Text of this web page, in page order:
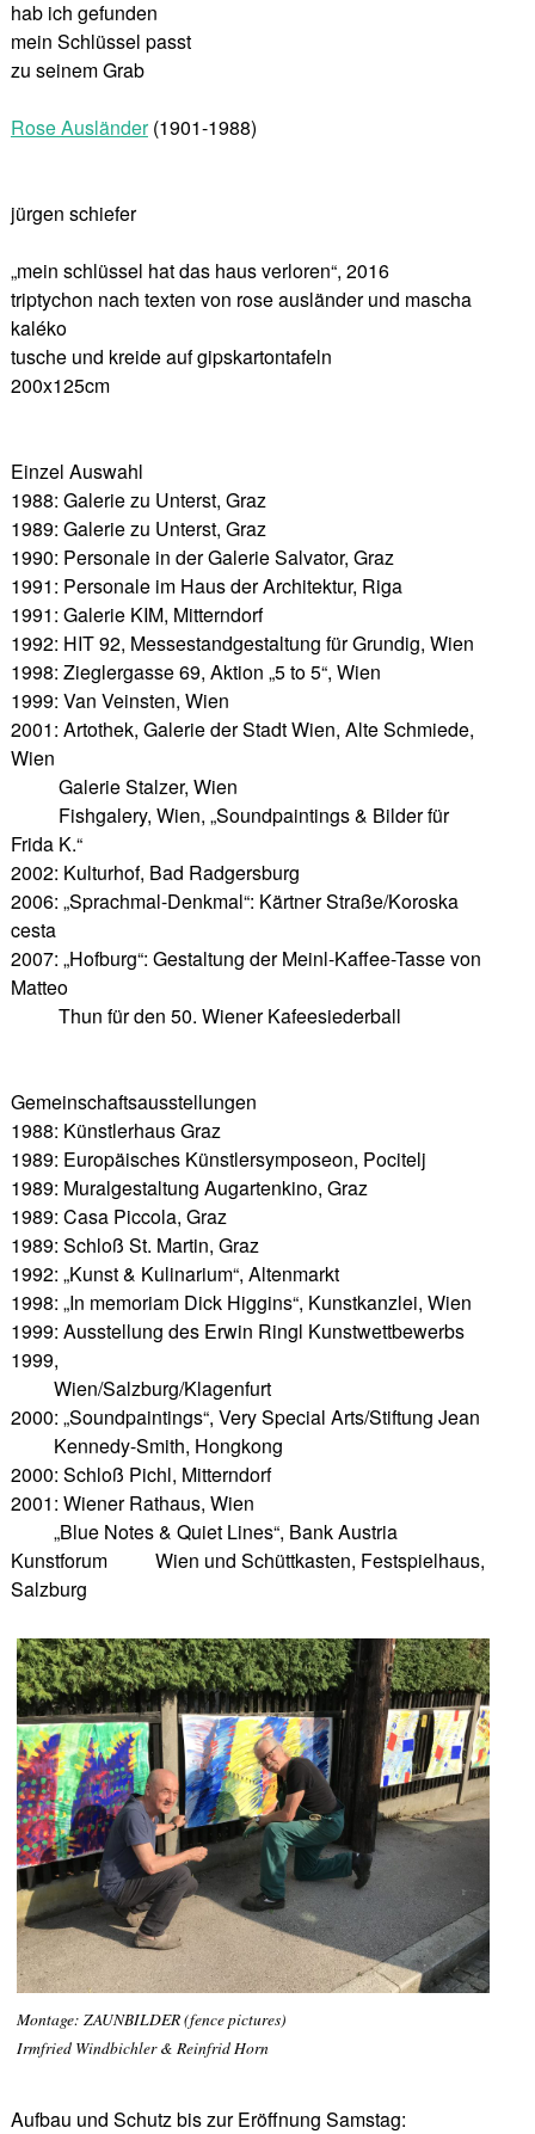
hab ich gefunden
mein Schlüssel passt
zu seinem Grab
Rose Ausländer (1901-1988)
jürgen schiefer
„mein schlüssel hat das haus verloren“, 2016
triptychon nach texten von rose ausländer und mascha
kaléko
tusche und kreide auf gipskartontafeln
200x125cm
Einzel Auswahl
1988: Galerie zu Unterst, Graz
1989: Galerie zu Unterst, Graz
1990: Personale in der Galerie Salvator, Graz
1991: Personale im Haus der Architektur, Riga
1991: Galerie KIM, Mitterndorf
1992: HIT 92, Messestandgestaltung für Grundig, Wien
1998: Zieglergasse 69, Aktion „5 to 5“, Wien
1999: Van Veinsten, Wien
2001: Artothek, Galerie der Stadt Wien, Alte Schmiede,
Wien
Galerie Stalzer, Wien
Fishgalery, Wien, „Soundpaintings & Bilder für
Frida K.“
2002: Kulturhof, Bad Radgersburg
2006: „Sprachmal-Denkmal“: Kärtner Straße/Koroska
cesta
2007: „Hofburg“: Gestaltung der Meinl-Kaffee-Tasse von
Matteo
Thun für den 50. Wiener Kafeesiederball
Gemeinschaftsausstellungen
1988: Künstlerhaus Graz
1989: Europäisches Künstlersymposeon, Pocitelj
1989: Muralgestaltung Augartenkino, Graz
1989: Casa Piccola, Graz
1989: Schloß St. Martin, Graz
1992: „Kunst & Kulinarium“, Altenmarkt
1998: „In memoriam Dick Higgins“, Kunstkanzlei, Wien
1999: Ausstellung des Erwin Ringl Kunstwettbewerbs
1999,
Wien/Salzburg/Klagenfurt
2000: „Soundpaintings“, Very Special Arts/Stiftung Jean
Kennedy-Smith, Hongkong
2000: Schloß Pichl, Mitterndorf
2001: Wiener Rathaus, Wien
„Blue Notes & Quiet Lines“, Bank Austria
Kunstforum Wien und Schüttkasten, Festspielhaus,
Salzburg
Montage: ZAUNBILDER (fence pictures)
Irmfried Windbichler & Reinfrid Horn
Aufbau und Schutz bis zur Eröffnung Samstag: